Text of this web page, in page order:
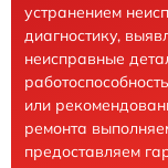
устранением
диагностику,
неисправные
или
ремонта
предоставляем